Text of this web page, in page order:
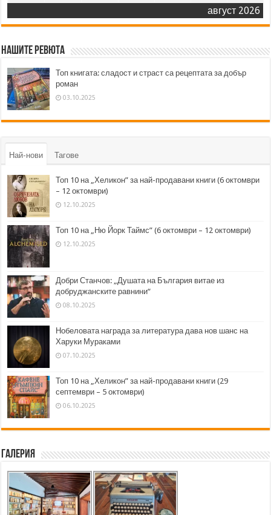
август 2026
Нашите ревюта
Топ книгата: сладост и страст са рецептата за добър
роман
03.10.2025
Най-нови Тагове
Топ 10 на „Хеликон” за най-продавани книги (6 октомври
– 12 октомври)
12.10.2025
Топ 10 на „Ню Йорк Таймс” (6 октомври – 12 октомври)
12.10.2025
Добри Станчов: „Душата на България витае из
добруджанските равнини“
08.10.2025
Нобеловата награда за литература дава нов шанс на
Харуки Мураками
07.10.2025
Топ 10 на „Хеликон” за най-продавани книги (29
септември – 5 октомври)
06.10.2025
Галерия